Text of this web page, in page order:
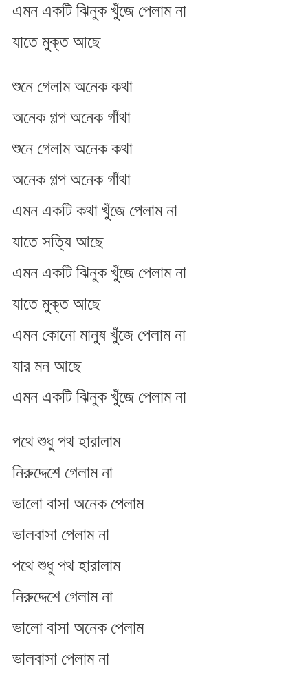
এমন একটি ঝিনুক খুঁজে পেলাম না
যাতে মুক্ত আছে
শুনে গেলাম অনেক কথা
অনেক গল্প অনেক গাঁথা
শুনে গেলাম অনেক কথা
অনেক গল্প অনেক গাঁথা
এমন একটি কথা খুঁজে পেলাম না
যাতে সত্যি আছে
এমন একটি ঝিনুক খুঁজে পেলাম না
যাতে মুক্ত আছে
এমন কোনো মানুষ খুঁজে পেলাম না
যার মন আছে
এমন একটি ঝিনুক খুঁজে পেলাম না
পথে শুধু পথ হারালাম
নিরুদ্দেশে গেলাম না
ভালো বাসা অনেক পেলাম
ভালবাসা পেলাম না
পথে শুধু পথ হারালাম
নিরুদ্দেশে গেলাম না
ভালো বাসা অনেক পেলাম
ভালবাসা পেলাম না